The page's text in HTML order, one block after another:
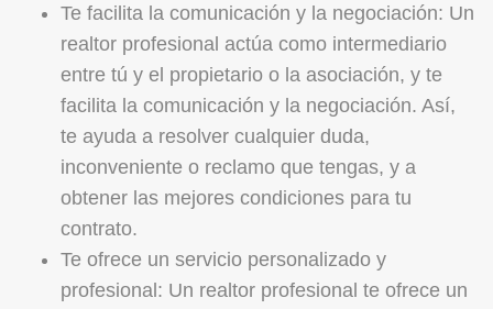
Te facilita la comunicación y la negociación: Un
realtor profesional actúa como intermediario
entre tú y el propietario o la asociación, y te
facilita la comunicación y la negociación. Así,
te ayuda a resolver cualquier duda,
inconveniente o reclamo que tengas, y a
obtener las mejores condiciones para tu
contrato.
Te ofrece un servicio personalizado y
profesional: Un realtor profesional te ofrece un